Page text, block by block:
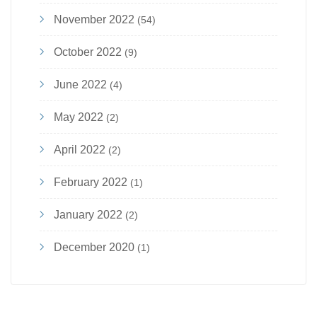
November 2022 (54)
October 2022 (9)
June 2022 (4)
May 2022 (2)
April 2022 (2)
February 2022 (1)
January 2022 (2)
December 2020 (1)